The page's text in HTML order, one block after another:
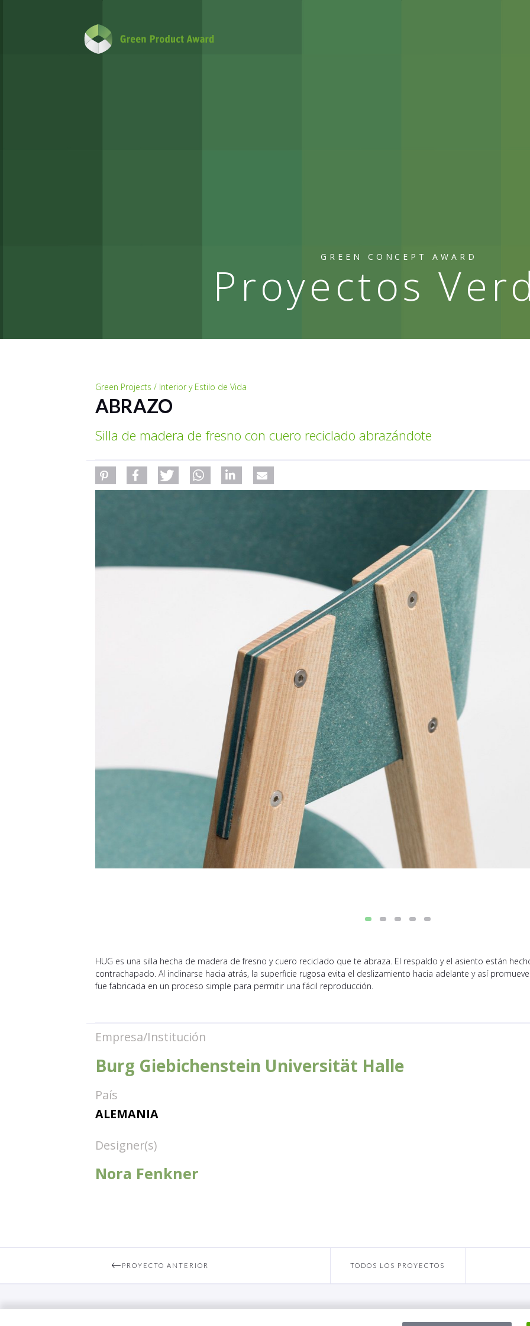
GREEN CONCEPT AWARD
Proyectos
Green Projects / Interior y Estilo de Vida
ABRAZO
Silla de madera de fresno con cuero reciclado abrazándote
HUG es una silla hecha de madera de fresno y cuero reciclado que te abraza. El respaldo y el asiento están
contrachapado. Al inclinarse hacia atrás, la superficie rugosa evita el deslizamiento hacia adelante y así
fue fabricada en un proceso simple para permitir una fácil reproducción.
Empresa/Institución
Burg Giebichenstein Universität Halle
País
ALEMANIA
Designer(s)
Nora Fenkner
PROYECTO ANTERIOR TODOS LOS PROYECTOS